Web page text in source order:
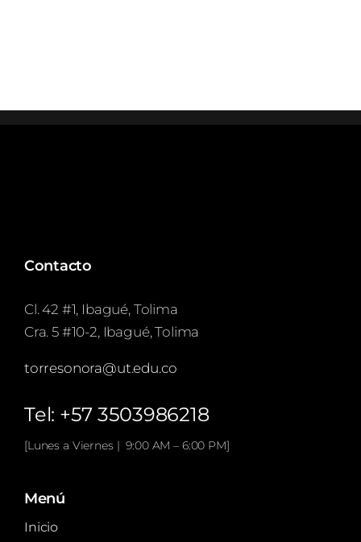
Contacto
Cl. 42 #1, Ibagué, Tolima
Cra. 5 #10-2, Ibagué, Tolima
torresonora@ut.edu.co
Tel: +57 3503986218
[Lunes a Viernes | 9:00 AM – 6:00 PM]
Menú
Inicio